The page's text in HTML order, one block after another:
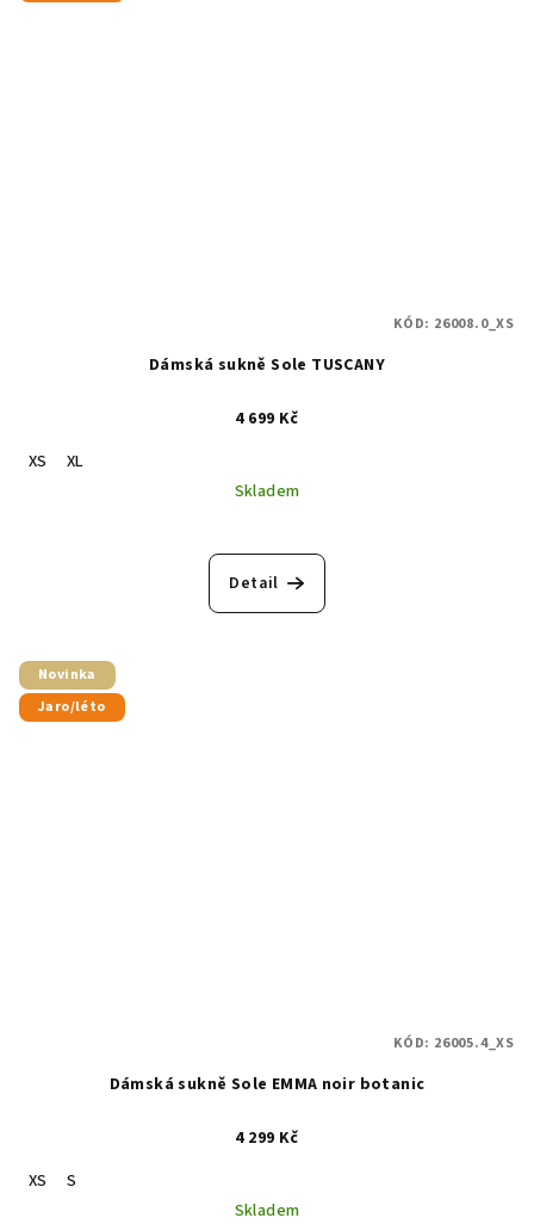
Dámská sukně Sole TUSCANY
4 699 Kč
XS
XL
Skladem
Detail
KÓD: 26008.0_XS
Novinka
Jaro/léto
Dámská sukně Sole EMMA noir botanic
4 299 Kč
XS
S
Skladem
KÓD: 26005.4_XS